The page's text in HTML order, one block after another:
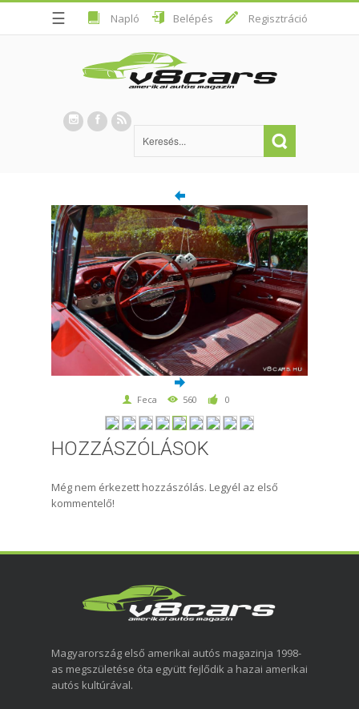
☰ Napló Belépés Regisztráció
Feca 560 0
HOZZÁSZÓLÁSOK
Még nem érkezett hozzászólás. Legyél az első
kommentelő!
Magyarország első amerikai autós magazinja 1998-
as megszületése óta együtt fejlődik a hazai amerikai
autós kultúrával.